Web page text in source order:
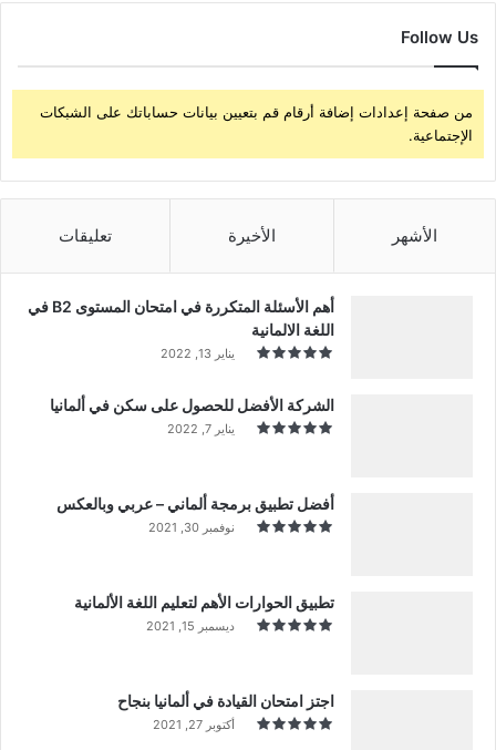
Follow Us
من صفحة إعدادات إضافة أرقام قم بتعيين بيانات حساباتك على الشبكات
الإجتماعية.
الأشهر الأخيرة تعليقات
أهم الأسئلة المتكررة في امتحان المستوى B2 في
اللغة الالمانية
يناير 13, 2022
الشركة الأفضل للحصول على سكن في ألمانيا
يناير 7, 2022
أفضل تطبيق برمجة ألماني – عربي وبالعكس
نوفمبر 30, 2021
تطبيق الحوارات الأهم لتعليم اللغة الألمانية
ديسمبر 15, 2021
اجتز امتحان القيادة في ألمانيا بنجاح
أكتوبر 27, 2021